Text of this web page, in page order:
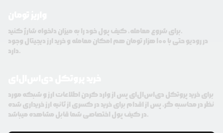
برای شروع معامله، کیف پول خود را به میزان دلخواه شارژ کنید.
در رودیو حتی با 100 هزار تومان هم امکان معامله و خرید ارز دیجیتال وجود
دارد.
برای خرید پروتکل دی‌اس‌ال‌ای پس از وارد کردن اطلاعات ارز و شبکه مورد
نظر در محاسبه گر، پس از اقدام برای خرید در کسری از ثانیه ارز خریداری شده
در کیف پول اختصاصی شما قابل مشاهده میباشد.